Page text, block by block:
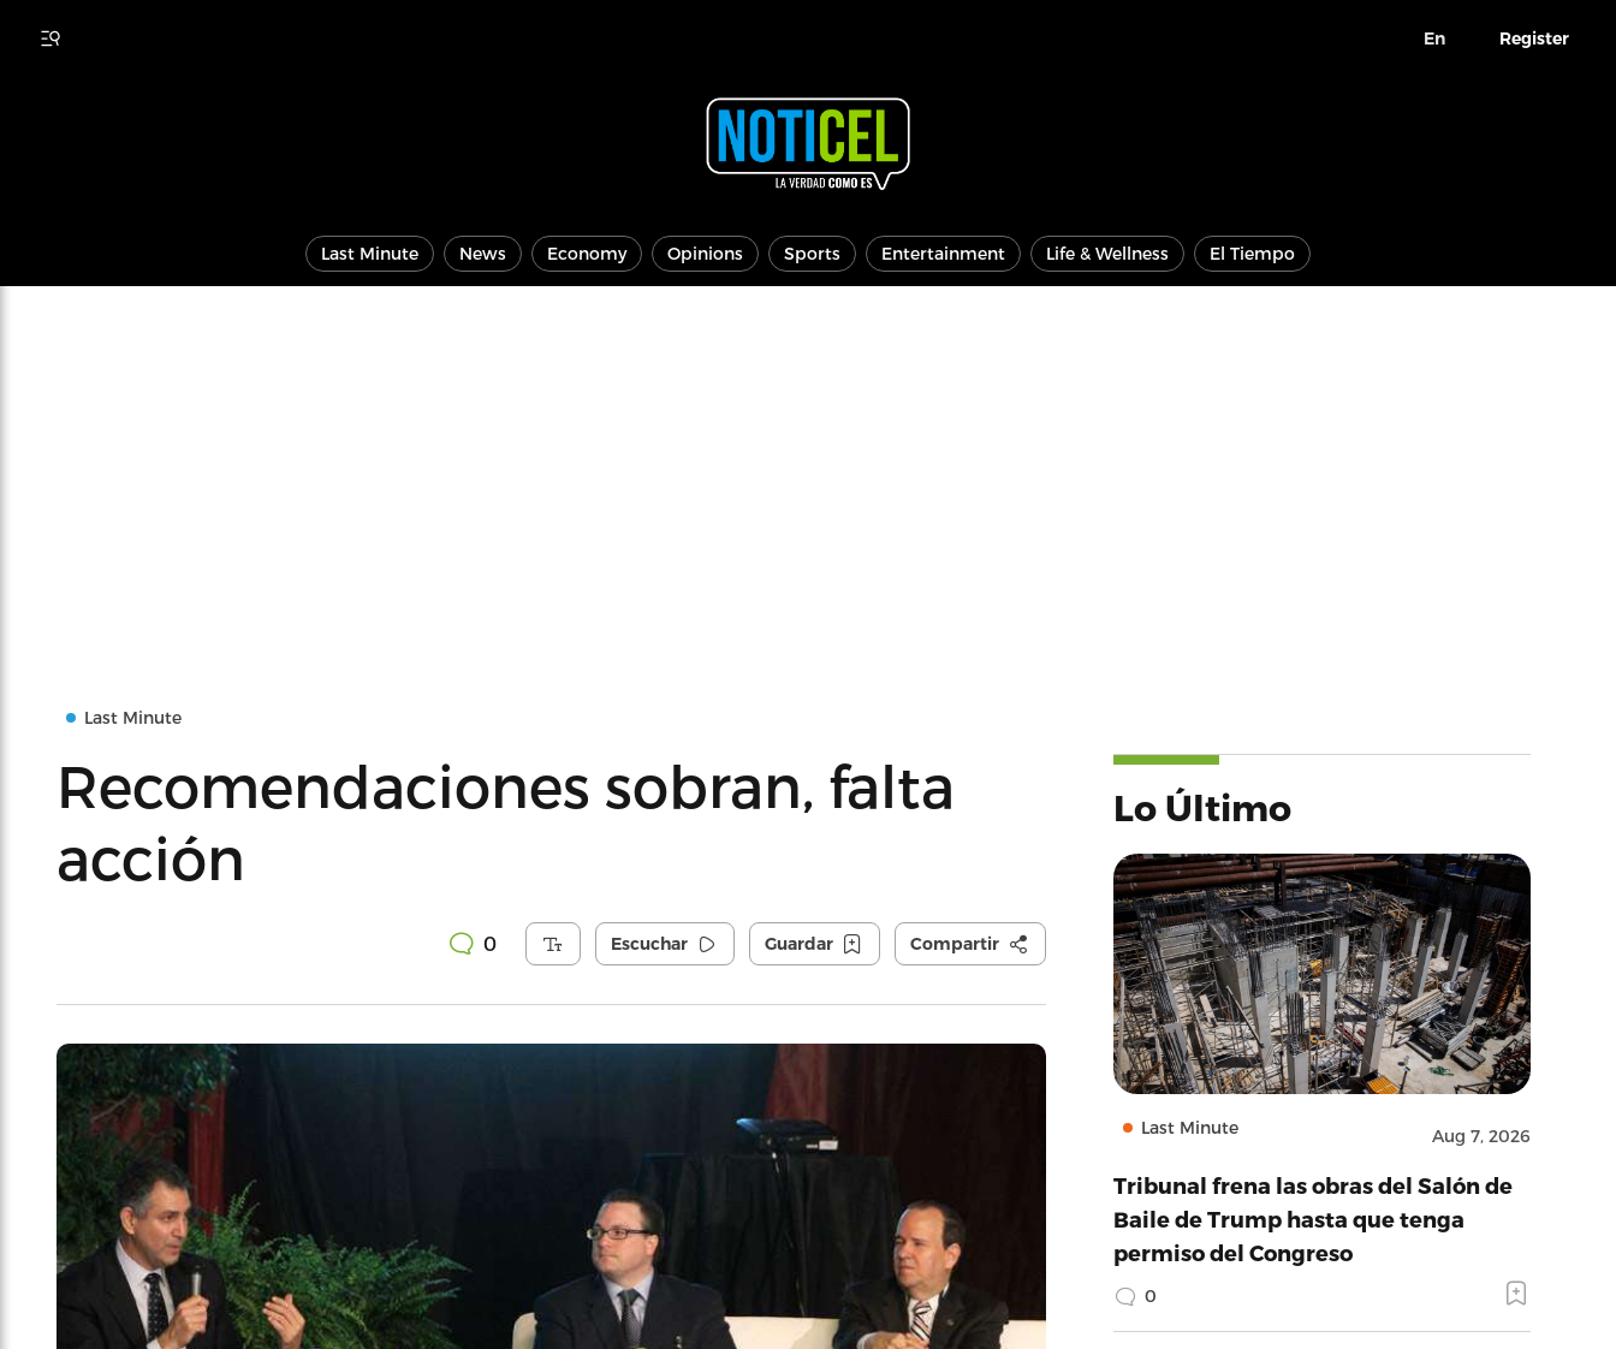
En Register
Last Minute News Economy Opinions Sports Entertainment Life & Wellness El Tiempo
Last Minute
Recomendaciones sobran, falta
acción
0 Escuchar Guardar Compartir
Lo Último
Last Minute Aug 7, 2026
Tribunal frena las obras del Salón de
Baile de Trump hasta que tenga
permiso del Congreso
0